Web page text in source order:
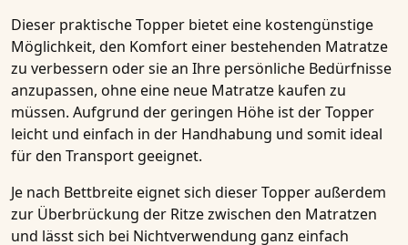
Dieser praktische Topper bietet eine kostengünstige
Möglichkeit, den Komfort einer bestehenden Matratze
zu verbessern oder sie an Ihre persönliche Bedürfnisse
anzupassen, ohne eine neue Matratze kaufen zu
müssen. Aufgrund der geringen Höhe ist der Topper
leicht und einfach in der Handhabung und somit ideal
für den Transport geeignet.
Je nach Bettbreite eignet sich dieser Topper außerdem
zur Überbrückung der Ritze zwischen den Matratzen
und lässt sich bei Nichtverwendung ganz einfach